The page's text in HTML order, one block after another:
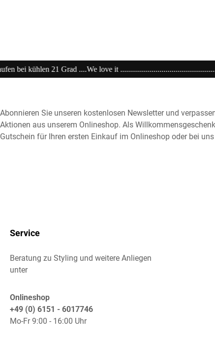
love it ....................................................................20%
Abonnieren Sie unseren kostenlosen Newsletter und
Aktionen aus unserem Onlineshop. Als
Gutschein für Ihren ersten Einkauf im Onlineshop oder bei
Service
Beratung zu Styling und weitere Anliegen
unter
Onlineshop
+49 (0) 6151 - 6017746
Mo-Fr 9:00 - 16:00 Uhr